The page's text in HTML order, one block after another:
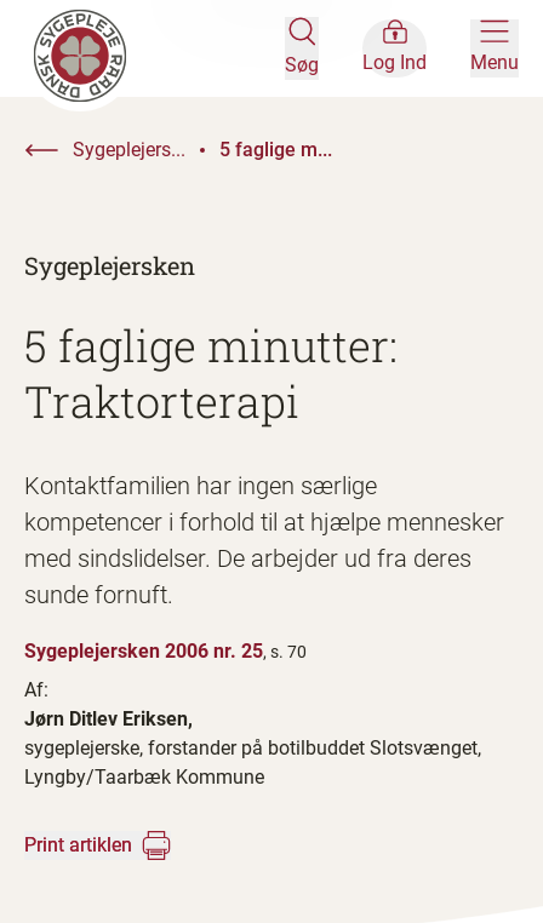
Søg Log Ind Menu
Sygeplejers... 5 faglige m...
Sygeplejersken
5 faglige minutter:
Traktorterapi
Kontaktfamilien har ingen særlige
kompetencer i forhold til at hjælpe mennesker
med sindslidelser. De arbejder ud fra deres
sunde fornuft.
Sygeplejersken 2006 nr. 25, s. 70
Af:
Jørn Ditlev Eriksen,
sygeplejerske, ­forstander på ­botilbuddet ­Slotsvænget,
Lyngby/Taarbæk Kommune
Print artiklen